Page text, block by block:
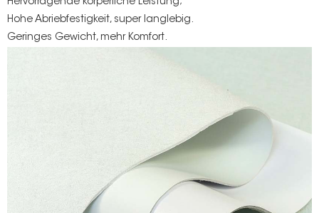
Hervorragende körperliche Leistung;
Hohe Abriebfestigkeit, super langlebig.
Geringes Gewicht, mehr Komfort.